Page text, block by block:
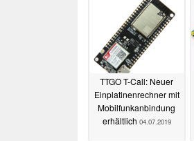
TTGO T-Call: Neuer
Einplatinenrechner mit
Mobilfunkanbindung
erhältlich 04.07.2019